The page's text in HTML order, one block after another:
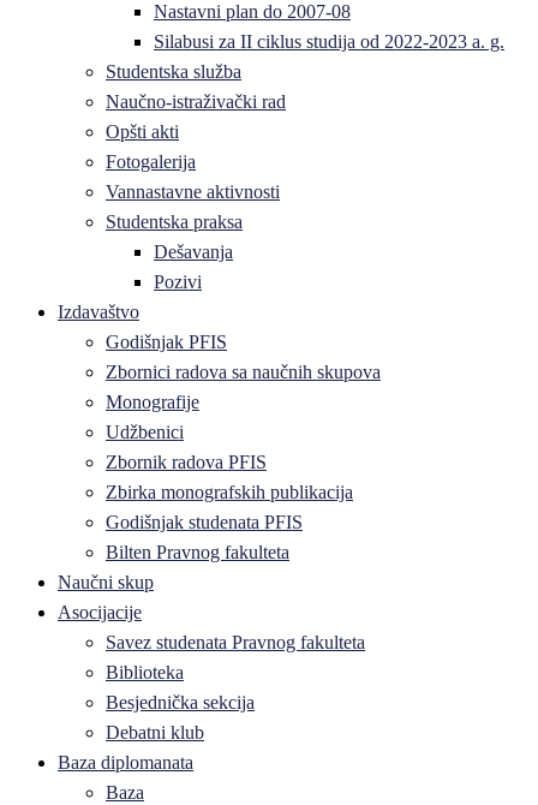
Nastavni plan do 2007-08
Silabusi za II ciklus studija od 2022-2023 a. g.
Studentska služba
Naučno-istraživački rad
Opšti akti
Fotogalerija
Vannastavne aktivnosti
Studentska praksa
Dešavanja
Pozivi
Izdavaštvo
Godišnjak PFIS
Zbornici radova sa naučnih skupova
Monografije
Udžbenici
Zbornik radova PFIS
Zbirka monografskih publikacija
Godišnjak studenata PFIS
Bilten Pravnog fakulteta
Naučni skup
Asocijacije
Savez studenata Pravnog fakulteta
Biblioteka
Besjednička sekcija
Debatni klub
Baza diplomanata
Baza